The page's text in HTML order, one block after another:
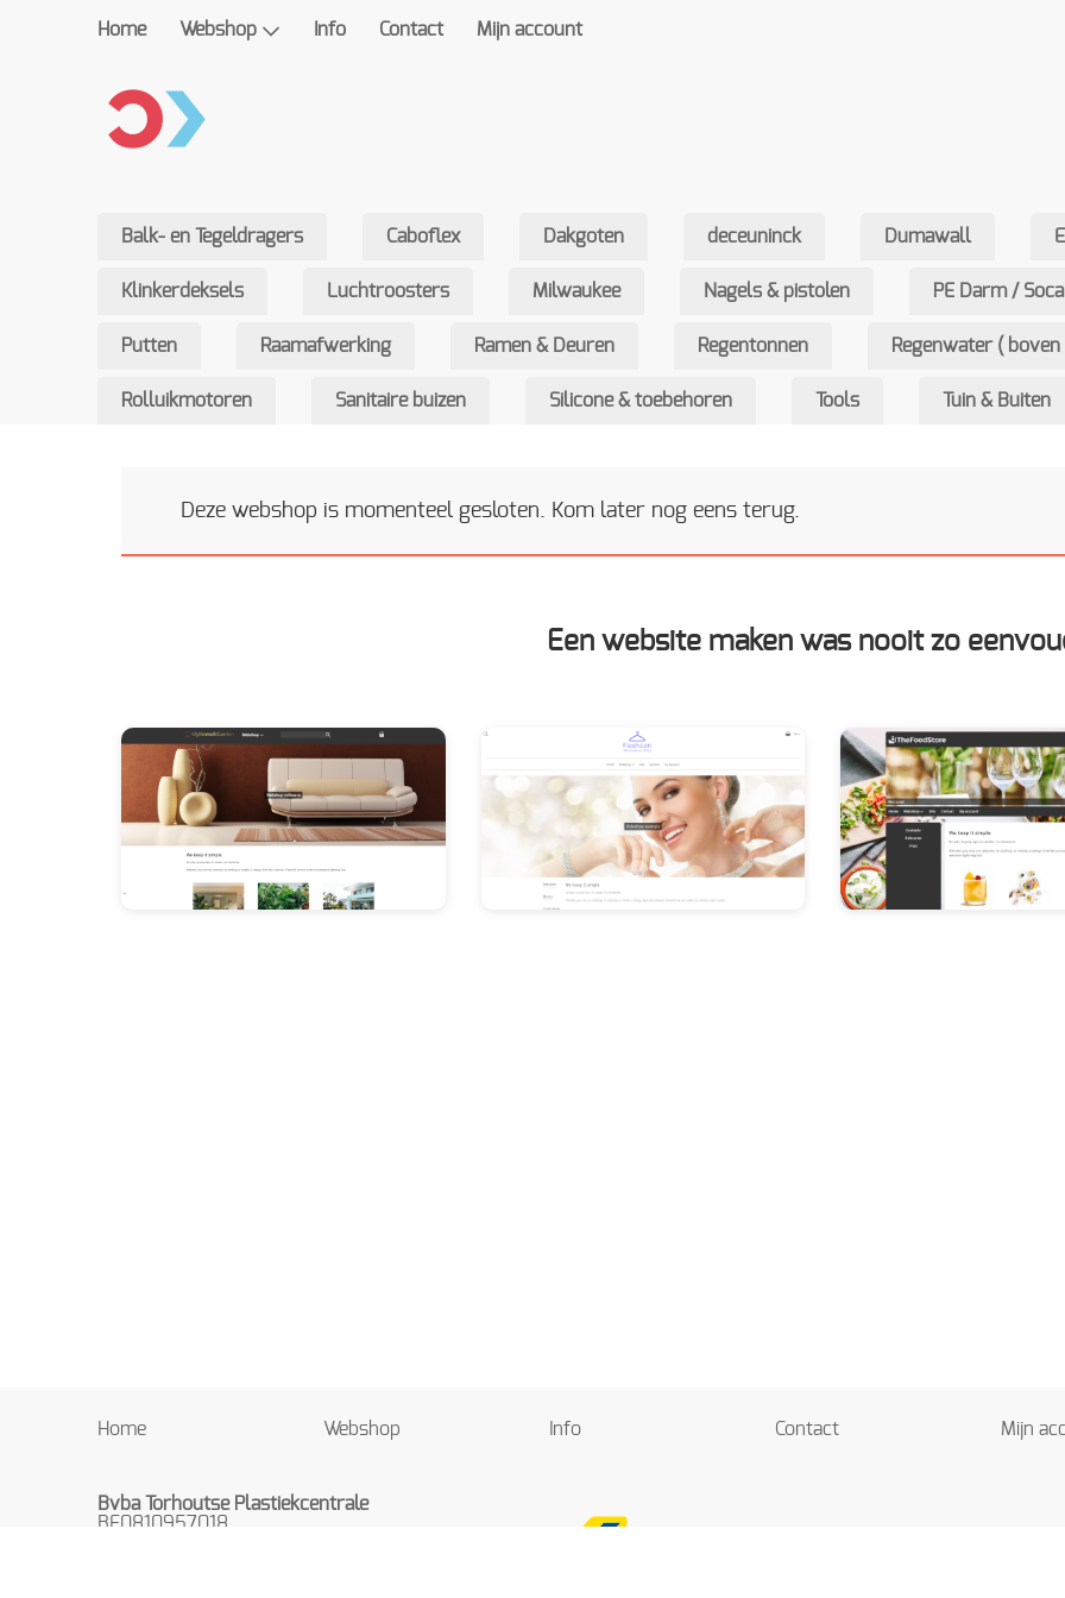
Home Webshop Info Contact Mijn account
Balk- en Tegeldragers Caboflex Dakgoten deceuninck Dumawall
Klinkerdeksels Luchtroosters Milwaukee Nagels & pistolen PE Darm /
Putten Raamafwerking Ramen & Deuren Regentonnen Regenwater (
Rolluikmotoren Sanitaire buizen Silicone & toebehoren Tools Tuin & Buiten
Deze webshop is momenteel gesloten. Kom later nog eens terug.
Een website maken was nooit zo
Home Webshop Info Contact Mijn
Bvba Torhoutse Plastiekcentrale
BE0810957018